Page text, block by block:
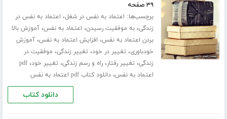
۳۹ صفحه
برچسب‌ها: اعتماد به نفس در شغل، اعتماد به نفس در
زندگی،به موفقیت رسیدن، اعتماد به نفس،آموزش بالا
بردن اعتماد به نفس، افزایش اعتماد به نفس،آموزش
خودباوری، تغییر در خود، تغییر زندگی، موفقیت در
زندگی، تغییر رفتار،راه و رسم زندگی، تغییر خود،pdf
اعتماد به نفس،دانلود کتاب pdf اعتماد به نفس
دانلود کتاب